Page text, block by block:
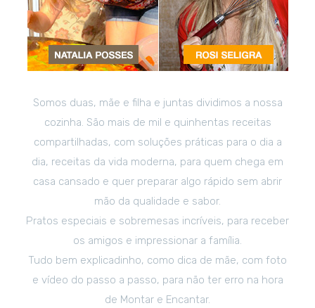
Somos duas, mãe e filha e juntas dividimos a nossa
cozinha. São mais de mil e quinhentas receitas
compartilhadas, com soluções práticas para o dia a
dia, receitas da vida moderna, para quem chega em
casa cansado e quer preparar algo rápido sem abrir
mão da qualidade e sabor.
Pratos especiais e sobremesas incríveis, para receber
os amigos e impressionar a família.
Tudo bem explicadinho, como dica de mãe, com foto
e vídeo do passo a passo, para não ter erro na hora
de Montar e Encantar.